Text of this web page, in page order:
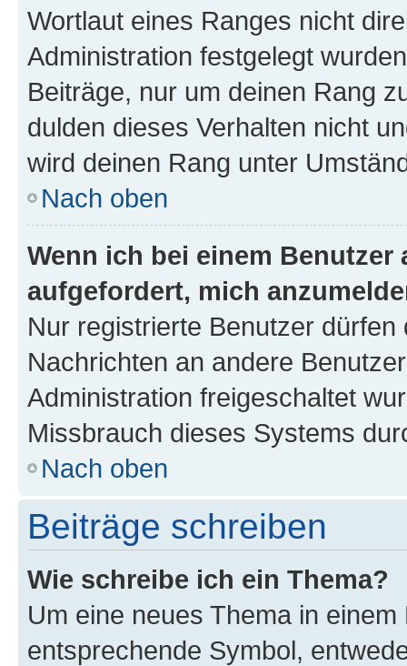
Wortlaut eines Ranges nicht
Administration festgelegt
Beiträge, nur um deinen Rang
dulden dieses Verhalten nicht
wird deinen Rang unter
Nach oben
Wenn ich bei einem
aufgefordert, mich
Nur registrierte Benutzer
Nachrichten an andere
Administration freigeschaltet
Missbrauch dieses Systems
Nach oben
Beiträge schreiben
Wie schreibe ich ein Thema?
Um eine neues Thema in
entsprechende Symbol,